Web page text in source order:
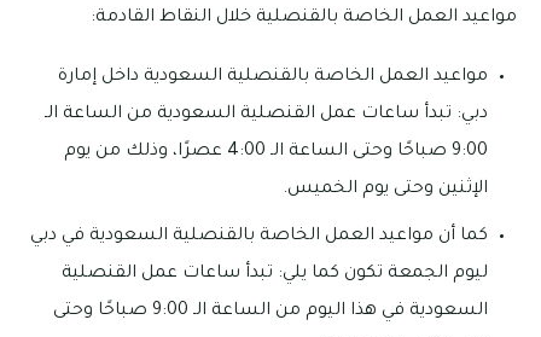
مواعيد العمل الخاصة بالقنصلية خلال النقاط القادمة:
مواعيد العمل الخاصة بالقنصلية السعودية داخل إمارة
دبي: تبدأ ساعات عمل القنصلية السعودية من الساعة الـ
9:00 صباحًا وحتى الساعة الـ 4:00 عصرًا، وذلك من يوم
الإثنين وحتى يوم الخميس.
كما أن مواعيد العمل الخاصة بالقنصلية السعودية في دبي
ليوم الجمعة تكون كما يلي: تبدأ ساعات عمل القنصلية
السعودية في هذا اليوم من الساعة الـ 9:00 صباحًا وحتى